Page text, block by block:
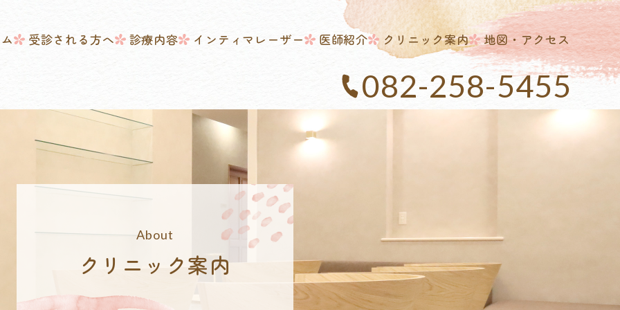
082-258-5455
受診される方へ 診療内容 インティマレーザー 医師紹介 クリニック案内 地図・アクセス
クリニック案内